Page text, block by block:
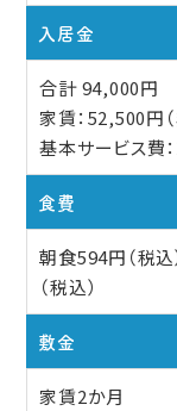
入居金
合計 94,000円
家賃：52,500円
基本サービス費
食費
朝食594円（税
（税込）
敷金
家賃2か月